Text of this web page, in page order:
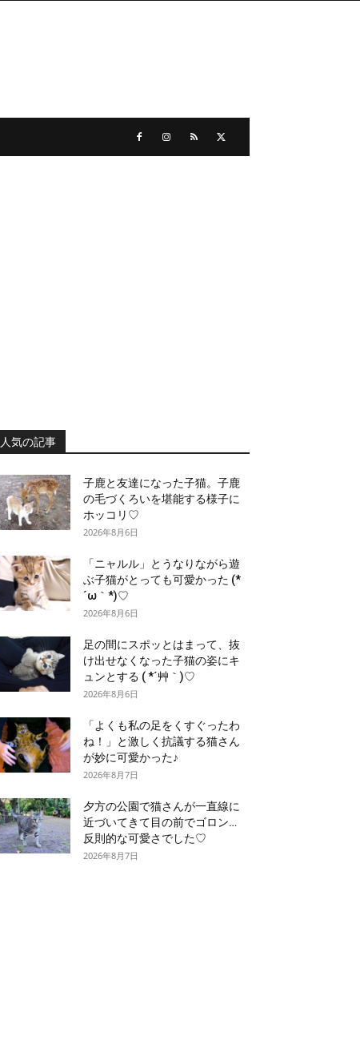
人気の記事
子鹿と友達になった子猫。子鹿
の毛づくろいを堪能する様子に
ホッコリ♡
2026年8月6日
「ニャルル」とうなりながら遊
ぶ子猫がとっても可愛かった (*
´ω｀*)♡
2026年8月6日
足の間にスポッとはまって、抜
け出せなくなった子猫の姿にキ
ュンとする ( *´艸｀)♡
2026年8月6日
「よくも私の足をくすぐったわ
ね！」と激しく抗議する猫さん
が妙に可愛かった♪
2026年8月7日
夕方の公園で猫さんが一直線に
近づいてきて目の前でゴロン…
反則的な可愛さでした♡
2026年8月7日